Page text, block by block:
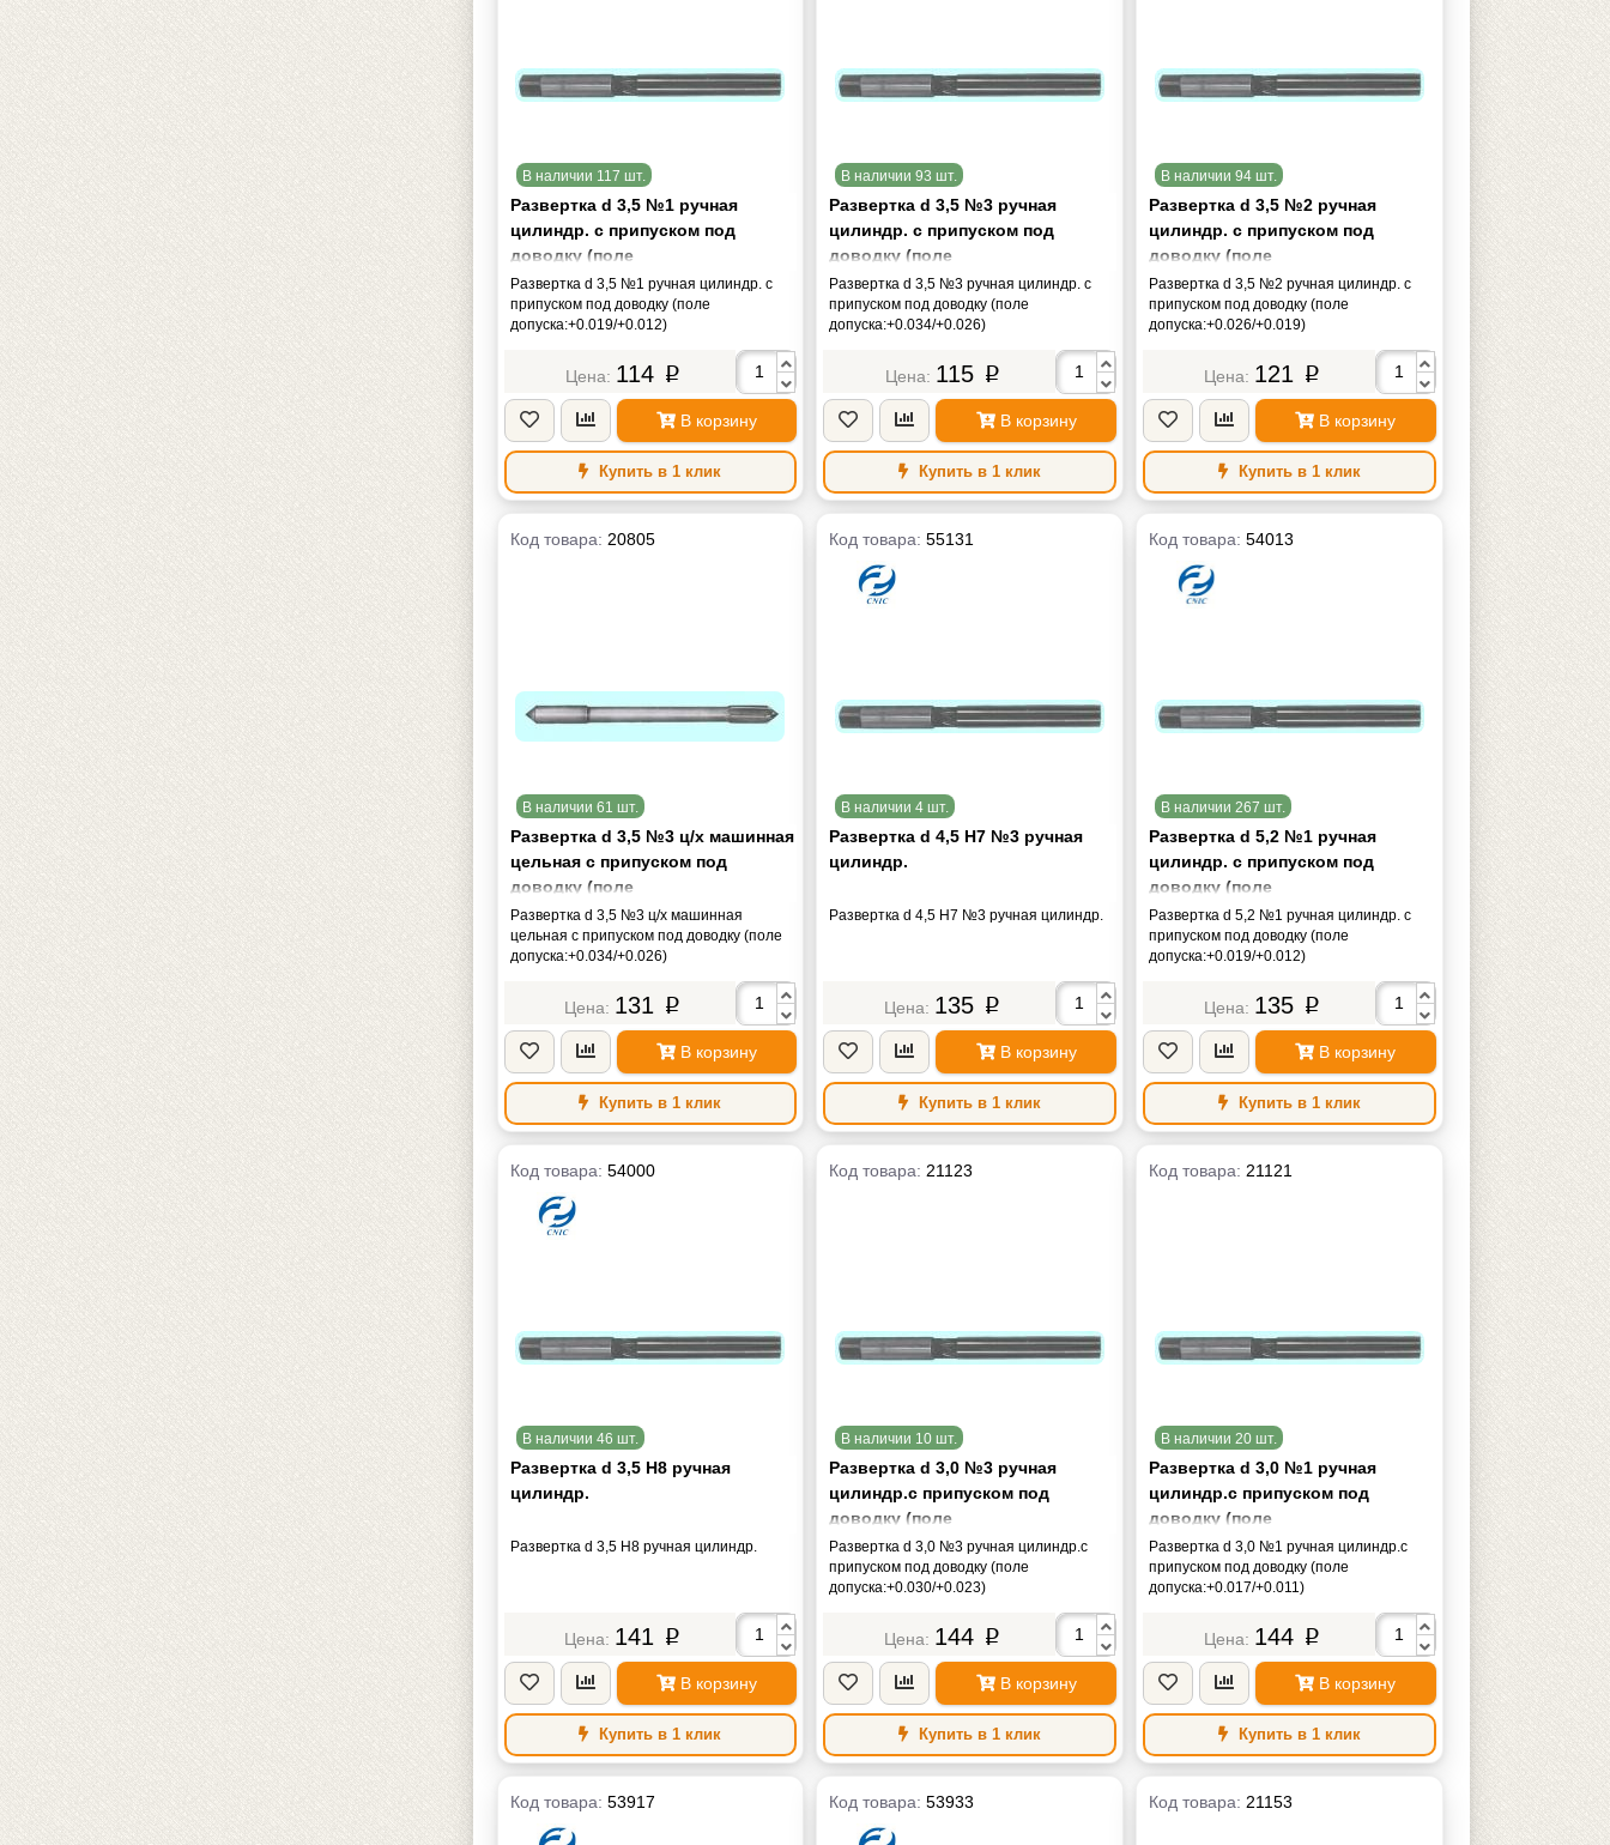
В наличии 117 шт.
Развертка d 3,5 №1 ручная
цилиндр. с припуском под
доводку (поле
допуска:+0.019/+0.012)
Развертка d 3,5 №1 ручная цилиндр. с
припуском под доводку (поле
допуска:+0.019/+0.012)
114 p
В корзину
Купить в 1 клик
В наличии 93 шт.
Развертка d 3,5 №3 ручная
цилиндр. с припуском под
доводку (поле
допуска:+0.034/+0.026)
Развертка d 3,5 №3 ручная цилиндр. с
припуском под доводку (поле
допуска:+0.034/+0.026)
115 p
В корзину
Купить в 1 клик
В наличии 94 шт.
Развертка d 3,5 №2 ручная
цилиндр. с припуском под
доводку (поле
допуска:+0.026/+0.019)
Развертка d 3,5 №2 ручная цилиндр. с
припуском под доводку (поле
допуска:+0.026/+0.019)
121 p
В корзину
Купить в 1 клик
Код товара: 20805
В наличии 61 шт.
Развертка d 3,5 №3 ц/х машинная
цельная с припуском под
доводку (поле
допуска:+0.034/+0.026)
Развертка d 3,5 №3 ц/х машинная
цельная с припуском под доводку (поле
допуска:+0.034/+0.026)
131 p
В корзину
Купить в 1 клик
Код товара:55131
В наличии 4 шт.
Развертка d 4,5 Н7 №3 ручная
цилиндр.
Развертка d 4,5 Н7 №3 ручная цилиндр.
135 p
В корзину
Купить в 1 клик
Код товара:54013
В наличии 267 шт.
Развертка d 5,2 №1 ручная
цилиндр. с припуском под
доводку (поле
допуска:+0.019/+0.012)
Развертка d 5,2 №1 ручная цилиндр. с
припуском под доводку (поле
допуска:+0.019/+0.012)
135 p
В корзину
Купить в 1 клик
Код товара: 54000
В наличии 46 шт.
Развертка d 3,5 Н8 ручная
цилиндр.
Развертка d 3,5 Н8 ручная цилиндр.
141 p
В корзину
Купить в 1 клик
Код товара: 21123
В наличии 10 шт.
Развертка d 3,0 №3 ручная
цилиндр.с припуском под
доводку (поле
допуска:+0.030/+0.023)
Развертка d 3,0 №3 ручная цилиндр.с
припуском под доводку (поле
допуска:+0.030/+0.023)
144 p
В корзину
Купить в 1 клик
Код товара: 21121
В наличии 20 шт.
Развертка d 3,0 №1 ручная
цилиндр.с припуском под
доводку (поле
допуска:+0.017/+0.011)
Развертка d 3,0 №1 ручная цилиндр.с
припуском под доводку (поле
допуска:+0.017/+0.011)
144 p
В корзину
Купить в 1 клик
Код товара: 53917 Код товара:53933 Код товара: 21153